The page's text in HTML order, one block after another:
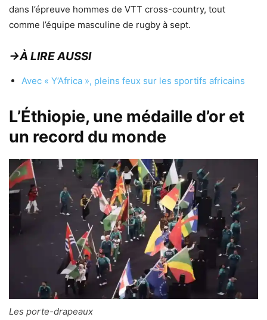
dans l’épreuve hommes de VTT cross-country, tout
comme l’équipe masculine de rugby à sept.
→À LIRE AUSSI
Avec « Y’Africa », pleins feux sur les sportifs africains
L’Éthiopie, une médaille d’or et
un record du monde
Les porte-drapeaux